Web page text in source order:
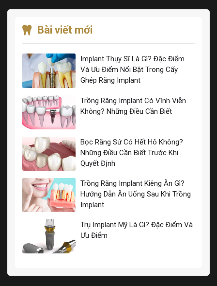
Bài viết mới
Implant Thụy Sĩ Là Gì? Đặc Điểm
Và Ưu Điểm Nổi Bật Trong Cấy
Ghép Răng Implant
Trồng Răng Implant Có Vĩnh Viễn
Không? Những Điều Cần Biết
Bọc Răng Sứ Có Hết Hô Không?
Những Điều Cần Biết Trước Khi
Quyết Định
Trồng Răng Implant Kiêng Ăn Gì?
Hướng Dẫn Ăn Uống Sau Khi Trồng
Implant
Trụ Implant Mỹ Là Gì? Đặc Điểm Và
Ưu Điểm